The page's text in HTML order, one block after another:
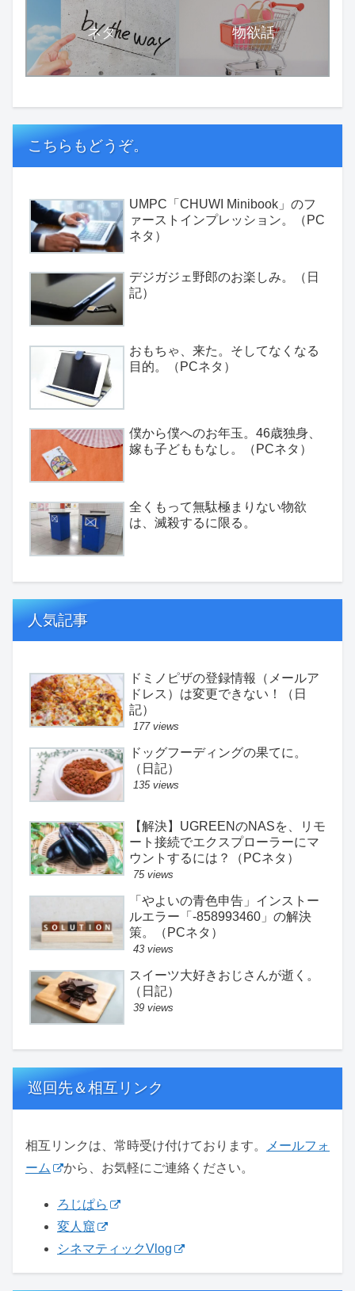
ネタ 物欲話
こちらもどうぞ。
UMPC「CHUWI Minibook」のフ
ァーストインプレッション。（PC
ネタ）
デジガジェ野郎のお楽しみ。（日
記）
おもちゃ、来た。そしてなくなる
目的。（PCネタ）
僕から僕へのお年玉。46歳独身、
嫁も子どももなし。（PCネタ）
全くもって無駄極まりない物欲
は、滅殺するに限る。
人気記事
ドミノピザの登録情報（メールア
ドレス）は変更できない！（日
記）
177 views
ドッグフーディングの果てに。
（日記）
135 views
【解決】UGREENのNASを、リモ
ート接続でエクスプローラーにマ
ウントするには？（PCネタ）
75 views
「やよいの青色申告」インストー
ルエラー「-858993460」の解決
策。（PCネタ）
43 views
スイーツ大好きおじさんが逝く。
（日記）
39 views
巡回先＆相互リンク
相互リンクは、常時受け付けております。
メールフォ
ーム
から、お気軽にご連絡ください。
ろじぱら
変人窟
シネマティックVlog